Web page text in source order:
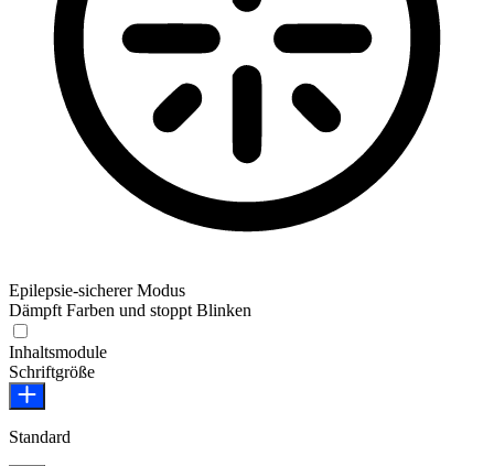
Epilepsie-sicherer Modus
Dämpft Farben und stoppt Blinken
Inhaltsmodule
Schriftgröße
Standard